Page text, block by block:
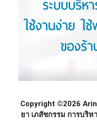
Copyright ©2026
ยา เภสัชกรรม การบริ